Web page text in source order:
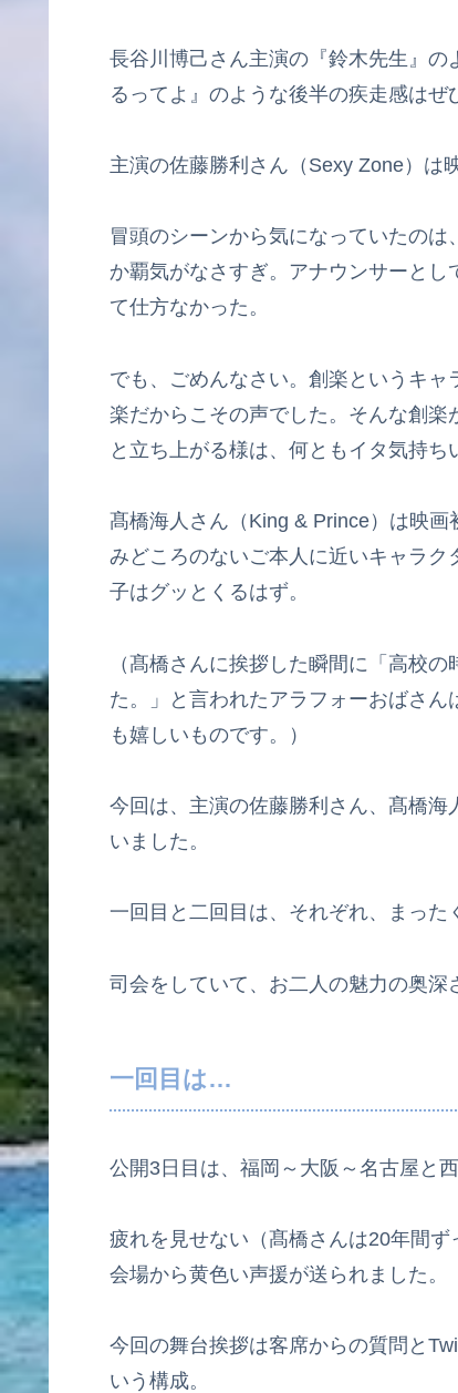
長谷川博己さん主演の『鈴木先生』
るってよ』のような後半の疾走感はぜ
主演の佐藤勝利さん（Sexy Zone）は
冒頭のシーンから気になっていたの
か覇気がなさすぎ。アナウンサーと
て仕方なかった。
でも、ごめんなさい。創楽というキ
楽だからこその声でした。そんな創楽
と立ち上がる様は、何ともイタ気持ち
髙橋海人さん（King & Prince）は映
みどころのないご本人に近いキャラ
子はグッとくるはず。
（髙橋さんに挨拶した瞬間に「高校
た。」と言われたアラフォーおばさ
も嬉しいものです。）
今回は、主演の佐藤勝利さん、髙橋
いました。
一回目と二回目は、それぞれ、まった
司会をしていて、お二人の魅力の奥深
一回目は…
公開3日目は、福岡～大阪～名古屋と
疲れを見せない（髙橋さんは20年間
会場から黄色い声援が送られました。
今回の舞台挨拶は客席からの質問と
いう構成。